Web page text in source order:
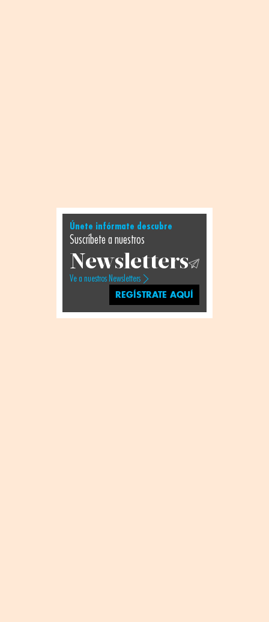
Únete infórmate descubre
Suscríbete a nuestros
Newsletters
Ve a nuestros Newsletters
REGÍSTRATE AQUÍ